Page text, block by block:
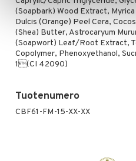
(Soapbark) Wood Extract,
Dulcis (Orange) Peel Cera,
(Shea) Butter, Astrocaryum
(Soapwort) Leaf/Root Extract,
Copolymer, Phenoxyethanol,
1(CI 42090)
Tuotenumero
CBF61-FM-15-XX-XX